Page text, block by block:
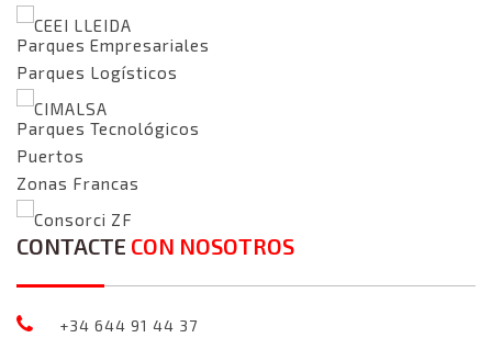
CEEI LLEIDA
Parques Empresariales
Parques Logísticos
CIMALSA
Parques Tecnológicos
Puertos
Zonas Francas
Consorci ZF
CONTACTE CON NOSOTROS
+34 644 91 44 37